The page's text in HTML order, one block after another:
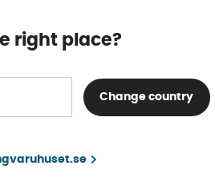
Vattendunk 13L Bygelhandtag
Finns i lager
169 kr KÖP!
right place?
Change country